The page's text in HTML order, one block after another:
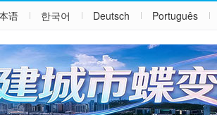
语 한국어 Deutsch Português